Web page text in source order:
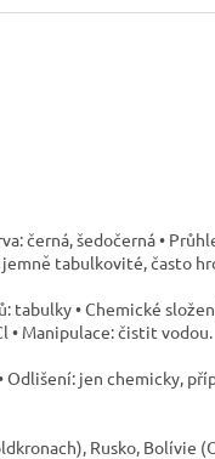
černá, šedočerná •
tabulkovité, často
• Chemické
• Manipulace: čistit vodou.
jen chemicky,
Rusko, Bolívie